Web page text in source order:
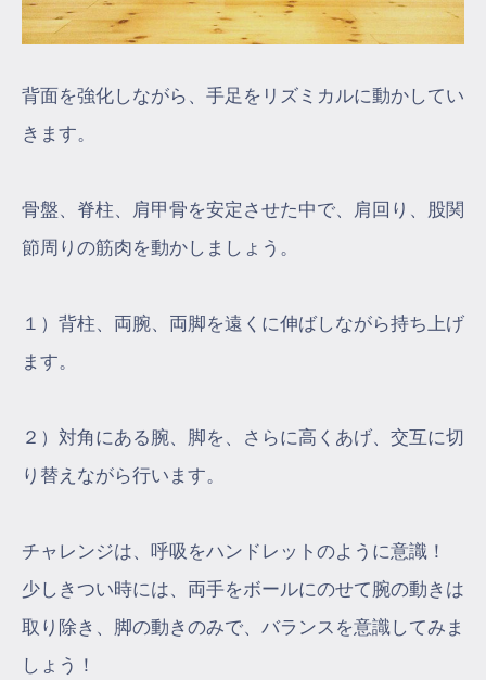
背面を強化しながら、手足をリズミカルに動かしてい
きます。
骨盤、脊柱、肩甲骨を安定させた中で、肩回り、股関
節周りの筋肉を動かしましょう。
１）背柱、両腕、両脚を遠くに伸ばしながら持ち上げ
ます。
２）対角にある腕、脚を、さらに高くあげ、交互に切
り替えながら行います。
チャレンジは、呼吸をハンドレットのように意識！
少しきつい時には、両手をボールにのせて腕の動きは
取り除き、脚の動きのみで、バランスを意識してみま
しょう！